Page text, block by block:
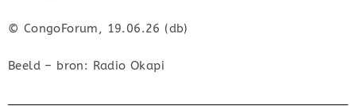
© CongoForum, 19.06.26 (db)
Beeld – bron: Radio Okapi